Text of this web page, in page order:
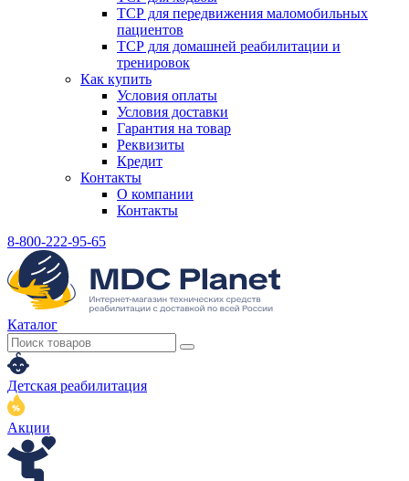
ТСР для передвижения маломобильных
пациентов
ТСР для домашней реабилитации и
тренировок
Как купить
Условия оплаты
Условия доставки
Гарантия на товар
Реквизиты
Кредит
Контакты
О компании
Контакты
8-800-222-95-65
Каталог
Детская реабилитация
Акции